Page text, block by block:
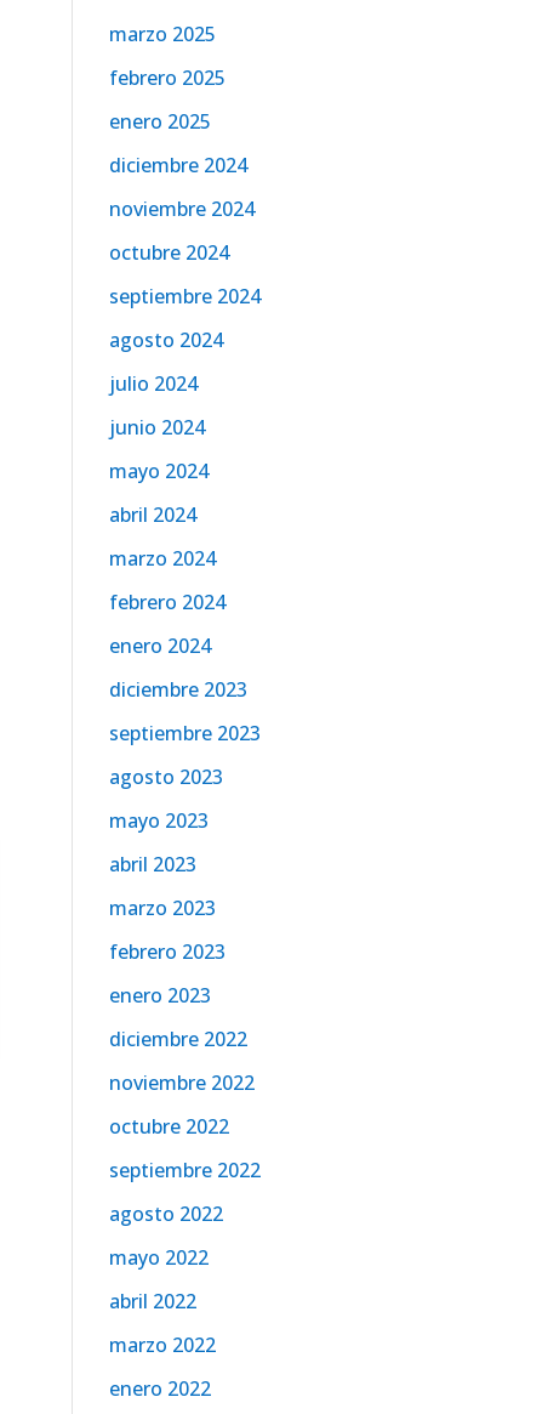
marzo 2025
febrero 2025
enero 2025
diciembre 2024
noviembre 2024
octubre 2024
septiembre 2024
agosto 2024
julio 2024
junio 2024
mayo 2024
abril 2024
marzo 2024
febrero 2024
enero 2024
diciembre 2023
septiembre 2023
agosto 2023
mayo 2023
abril 2023
marzo 2023
febrero 2023
enero 2023
diciembre 2022
noviembre 2022
octubre 2022
septiembre 2022
agosto 2022
mayo 2022
abril 2022
marzo 2022
enero 2022